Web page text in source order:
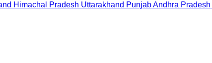
Himachal Pradesh Uttarakhand PunjabAndhra Pradesh